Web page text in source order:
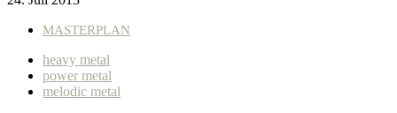
MASTERPLAN
heavy metal
power metal
melodic metal